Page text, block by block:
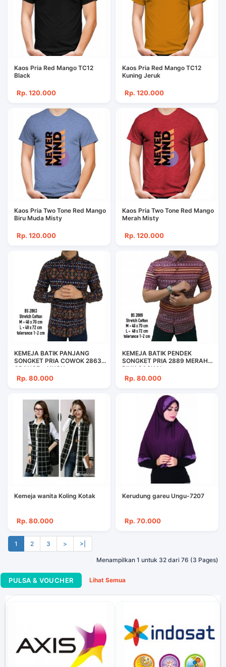
Kaos Pria Red Mango TC12
Black
Rp. 120.000
Kaos Pria Red Mango TC12
Kuning Jeruk
Rp. 120.000
Kaos Pria Two Tone Red Mango
Biru Muda Misty
Rp. 120.000
Kaos Pria Two Tone Red Mango
Merah Misty
Rp. 120.000
KEMEJA BATIK PANJANG
SONGKET PRIA COWOK 2863
ORANGE + UNGU
Rp. 80.000
KEMEJA BATIK PENDEK
SONGKET PRIA 2889 MERAH
PINK CASUAL
Rp. 80.000
Kemeja wanita Koling Kotak
Rp. 80.000
Kerudung gareu Ungu-7207
Rp. 70.000
1 2 3 > >|
Menampilkan 1 untuk 32 dari 76 (3 Pages)
PULSA & VOUCHER Lihat Semua
Telkomsel FLASH 1.5 Gb...
Rp. 40.000